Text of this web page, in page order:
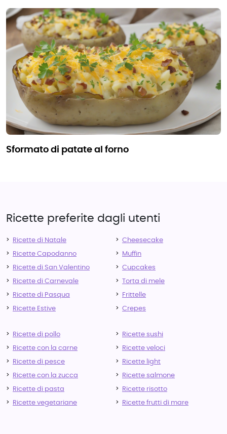
sformato di patate al forno
Ricette preferite dagli utenti
Ricette di Natale
Ricette Capodanno
Ricette di San Valentino
Ricette di Carnevale
Ricette di Pasqua
Ricette Estive
Cheesecake
Muffin
Cupcakes
Torta di mele
Frittelle
Crepes
Ricette di pollo
Ricette con la carne
Ricette di pesce
Ricette con la zucca
Ricette di pasta
Ricette vegetariane
Ricette sushi
Ricette veloci
Ricette light
Ricette salmone
Ricette risotto
Ricette frutti di mare